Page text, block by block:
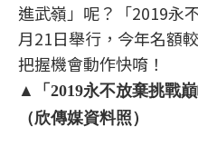
進武嶺」呢？「2019永
月21日舉行，今年名額
把握機會動作快唷！
▲「2019永不放棄挑戰巔
（欣傳媒資料照）